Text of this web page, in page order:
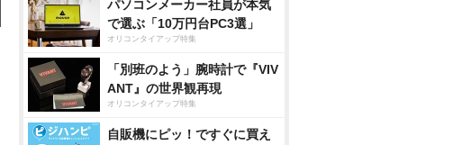
パソコンメーカー社員が本気
で選ぶ「10万円台PC3選」
オリコンタイアップ特集
「別班のよう」腕時計で『VIV
ANT』の世界観再現
オリコンタイアップ特集
自販機にピッ！ですぐに買え